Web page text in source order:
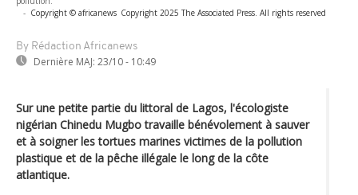
- Copyright © africanews Copyright 2025 The Associated Press. All rights reserved
By Rédaction Africanews
Dernière MAJ: 23/10 - 10:49
Sur une petite partie du littoral de Lagos, l'écologiste
nigérian Chinedu Mugbo travaille bénévolement à sauver
et à soigner les tortues marines victimes de la pollution
plastique et de la pêche illégale le long de la côte
atlantique.